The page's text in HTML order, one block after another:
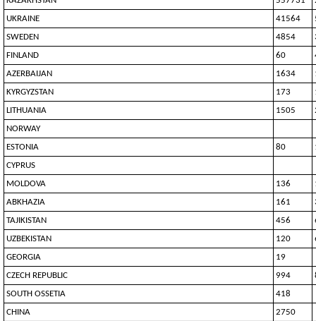
UKRAINE
41564
SWEDEN
4854
FINLAND
60
AZERBAIJAN
1634
KYRGYZSTAN
173
LITHUANIA
1505
NORWAY
ESTONIA
80
CYPRUS
MOLDOVA
136
ABKHAZIA
161
TAJIKISTAN
456
UZBEKISTAN
120
GEORGIA
19
CZECH REPUBLIC
994
SOUTH OSSETIA
418
CHINA
2750